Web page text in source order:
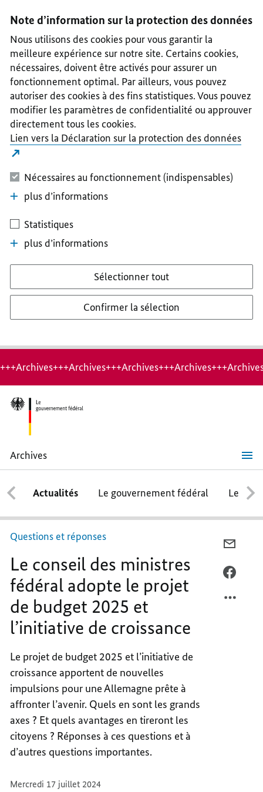
II
III
IV
V
Note d’information sur la protection des données
Nous utilisons des cookies pour vous garantir la
meilleure expérience sur notre site. Certains cookies,
nécessaires, doivent être activés pour assurer un
fonctionnement optimal. Par ailleurs, vous pouvez
autoriser des cookies à des fins statistiques. Vous pouvez
modifier les paramètres de confidentialité ou approuver
directement tous les cookies.
Lien vers la Déclaration sur la protection des données
Nécessaires au fonctionnement (indispensables)
plus d’informations
Statistiques
plus d’informations
Sélectionner tout
Confirmer la sélection
Archives
Le
conseil
des
ministres
fédéral
adopte
le
projet
de
budget
2025
et
l’initiative
de
croissance
Actualités Le gouvernement fédéral Le
Questions et réponses
Le conseil des ministres
fédéral adopte le projet
de budget 2025 et
l’initiative de croissance
Le projet de budget 2025 et l’initiative de
croissance apportent de nouvelles
impulsions pour une Allemagne prête à
affronter l’avenir. Quels en sont les grands
axes ? Et quels avantages en tireront les
citoyens ? Réponses à ces questions et à
d’autres questions importantes.
Mercredi 17 juillet 2024